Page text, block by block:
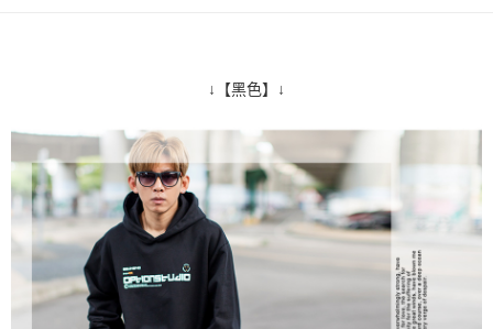
結帳頁面，進行簡訊認證並確認金額後，即可完成結帳。
２．訂單成立數日內，您將收到繳費通知簡訊。
３．收到繳費通知簡訊後14天內，點擊此簡訊中的連結，可透過四大超商／
ATM／網路銀行／等多元方式進行付款，方視為交易完成。
※ 請注意：結帳手續完成當下不需立刻繳費，但若您需要取消訂單，請聯絡
購買商品的店家。未經商家同意取消之訂單仍視為有效，需透過AFTEE先享
後付繳納相關費用。
※ 交易是否成功請以「AFTEE先享後付 」之結帳頁面顯示為準，若有關於
是否繳費成功／繳費後需取消欲退款等相關疑問，請聯繫「AFTEE先享後付
客戶支援中心」https://netprotections.freshdesk.com/support/home
每筆NT$80，滿NT$1,800(含以上)免運費
先付款後全家取貨
每筆NT$80，滿NT$1,800(含以上)免運費
7-11付款取貨
每筆NT$80，滿NT$1,800(含以上)免運費
先付款後7-11取貨
每筆NT$80，滿NT$1,800(含以上)免運費
↓【黑色】↓